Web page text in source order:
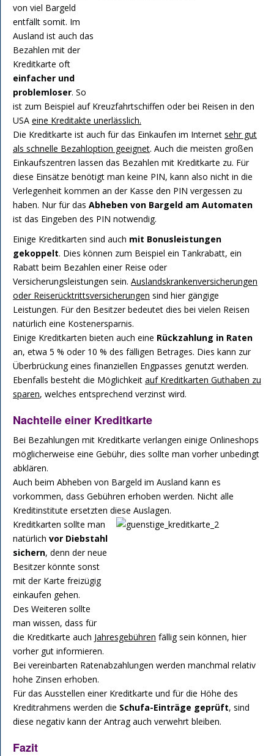
von viel Bargeld
entfällt somit. Im
Ausland ist auch das
Bezahlen mit der
Kreditkarte oft
einfacher und
problemloser. So
ist zum Beispiel auf Kreuzfahrtschiffen oder bei Reisen in den
USA eine Kreditakte unerlässlich.
Die Kreditkarte ist auch für das Einkaufen im Internet sehr gut
als schnelle Bezahloption geeignet. Auch die meisten großen
Einkaufszentren lassen das Bezahlen mit Kreditkarte zu. Für
diese Einsätze benötigt man keine PIN, kann also nicht in die
Verlegenheit kommen an der Kasse den PIN vergessen zu
haben. Nur für das Abheben von Bargeld am Automaten
ist das Eingeben des PIN notwendig.
Einige Kreditkarten sind auch mit Bonusleistungen
gekoppelt. Dies können zum Beispiel ein Tankrabatt, ein
Rabatt beim Bezahlen einer Reise oder
Versicherungsleistungen sein. Auslandskrankenversicherungen
oder Reiserücktrittsversicherungen sind hier gängige
Leistungen. Für den Besitzer bedeutet dies bei vielen Reisen
natürlich eine Kostenersparnis.
Einige Kreditkarten bieten auch eine Rückzahlung in Raten
an, etwa 5 % oder 10 % des fälligen Betrages. Dies kann zur
Überbrückung eines finanziellen Engpasses genutzt werden.
Ebenfalls besteht die Möglichkeit auf Kreditkarten Guthaben zu
sparen, welches entsprechend verzinst wird.
Nachteile einer Kreditkarte
Bei Bezahlungen mit Kreditkarte verlangen einige Onlineshops
möglicherweise eine Gebühr, dies sollte man vorher unbedingt
abklären.
Auch beim Abheben von Bargeld im Ausland kann es
vorkommen, dass Gebühren erhoben werden. Nicht alle
Kreditinstitute ersetzten diese Auslagen.
Kreditkarten sollte man
natürlich vor Diebstahl
sichern, denn der neue
Besitzer könnte sonst
mit der Karte freizügig
einkaufen gehen.
Des Weiteren sollte
man wissen, dass für
die Kreditkarte auch Jahresgebühren fällig sein können, hier
vorher gut informieren.
Bei vereinbarten Ratenabzahlungen werden manchmal relativ
hohe Zinsen erhoben.
Für das Ausstellen einer Kreditkarte und für die Höhe des
Kreditrahmens werden die Schufa-Einträge geprüft, sind
diese negativ kann der Antrag auch verwehrt bleiben.
Fazit